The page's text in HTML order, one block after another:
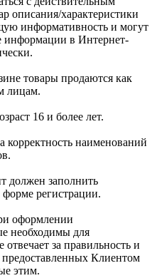
описания/характеристики
информативность и могут
информации в Интернет-
товары продаются как
лицам.
16 и более лет.
корректность наименований
должен заполнить
регистрации.
оформлении
необходимы для
за правильность и
предоставленных Клиентом
этим.